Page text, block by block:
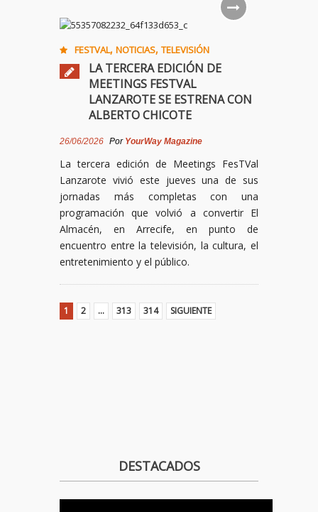
FESTVAL, NOTICIAS, TELEVISIÓN
LA TERCERA EDICIÓN DE
MEETINGS FESTVAL
LANZAROTE SE ESTRENA CON
ALBERTO CHICOTE
26/06/2026 Por YourWay Magazine
La tercera edición de Meetings FesTVal
Lanzarote vivió este jueves una de sus
jornadas más completas con una
programación que volvió a convertir El
Almacén, en Arrecife, en punto de
encuentro entre la televisión, la cultura, el
entretenimiento y el público.
1 2 … 313 314 SIGUIENTE
DESTACADOS